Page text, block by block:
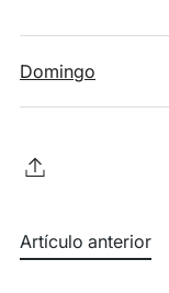
Domingo
Artículo anterior